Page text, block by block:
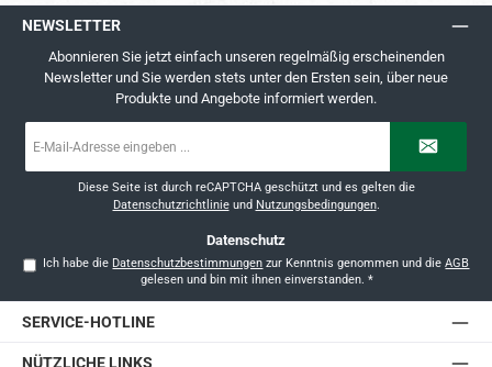
NEWSLETTER
Abonnieren Sie jetzt einfach unseren regelmäßig erscheinenden
Newsletter und Sie werden stets unter den Ersten sein, über neue
Produkte und Angebote informiert werden.
Mail-
Diese Seite ist durch reCAPTCHA geschützt und es gelten die
Datenschutzrichtlinieund Nutzungsbedingungen.
Datenschutz
Ich habe die Datenschutzbestimmungen zur Kenntnis genommen und dieAGB
gelesen und bin mit ihnen einverstanden. *
SERVICE-HOTLINE
NÜTZLICHE LINKS